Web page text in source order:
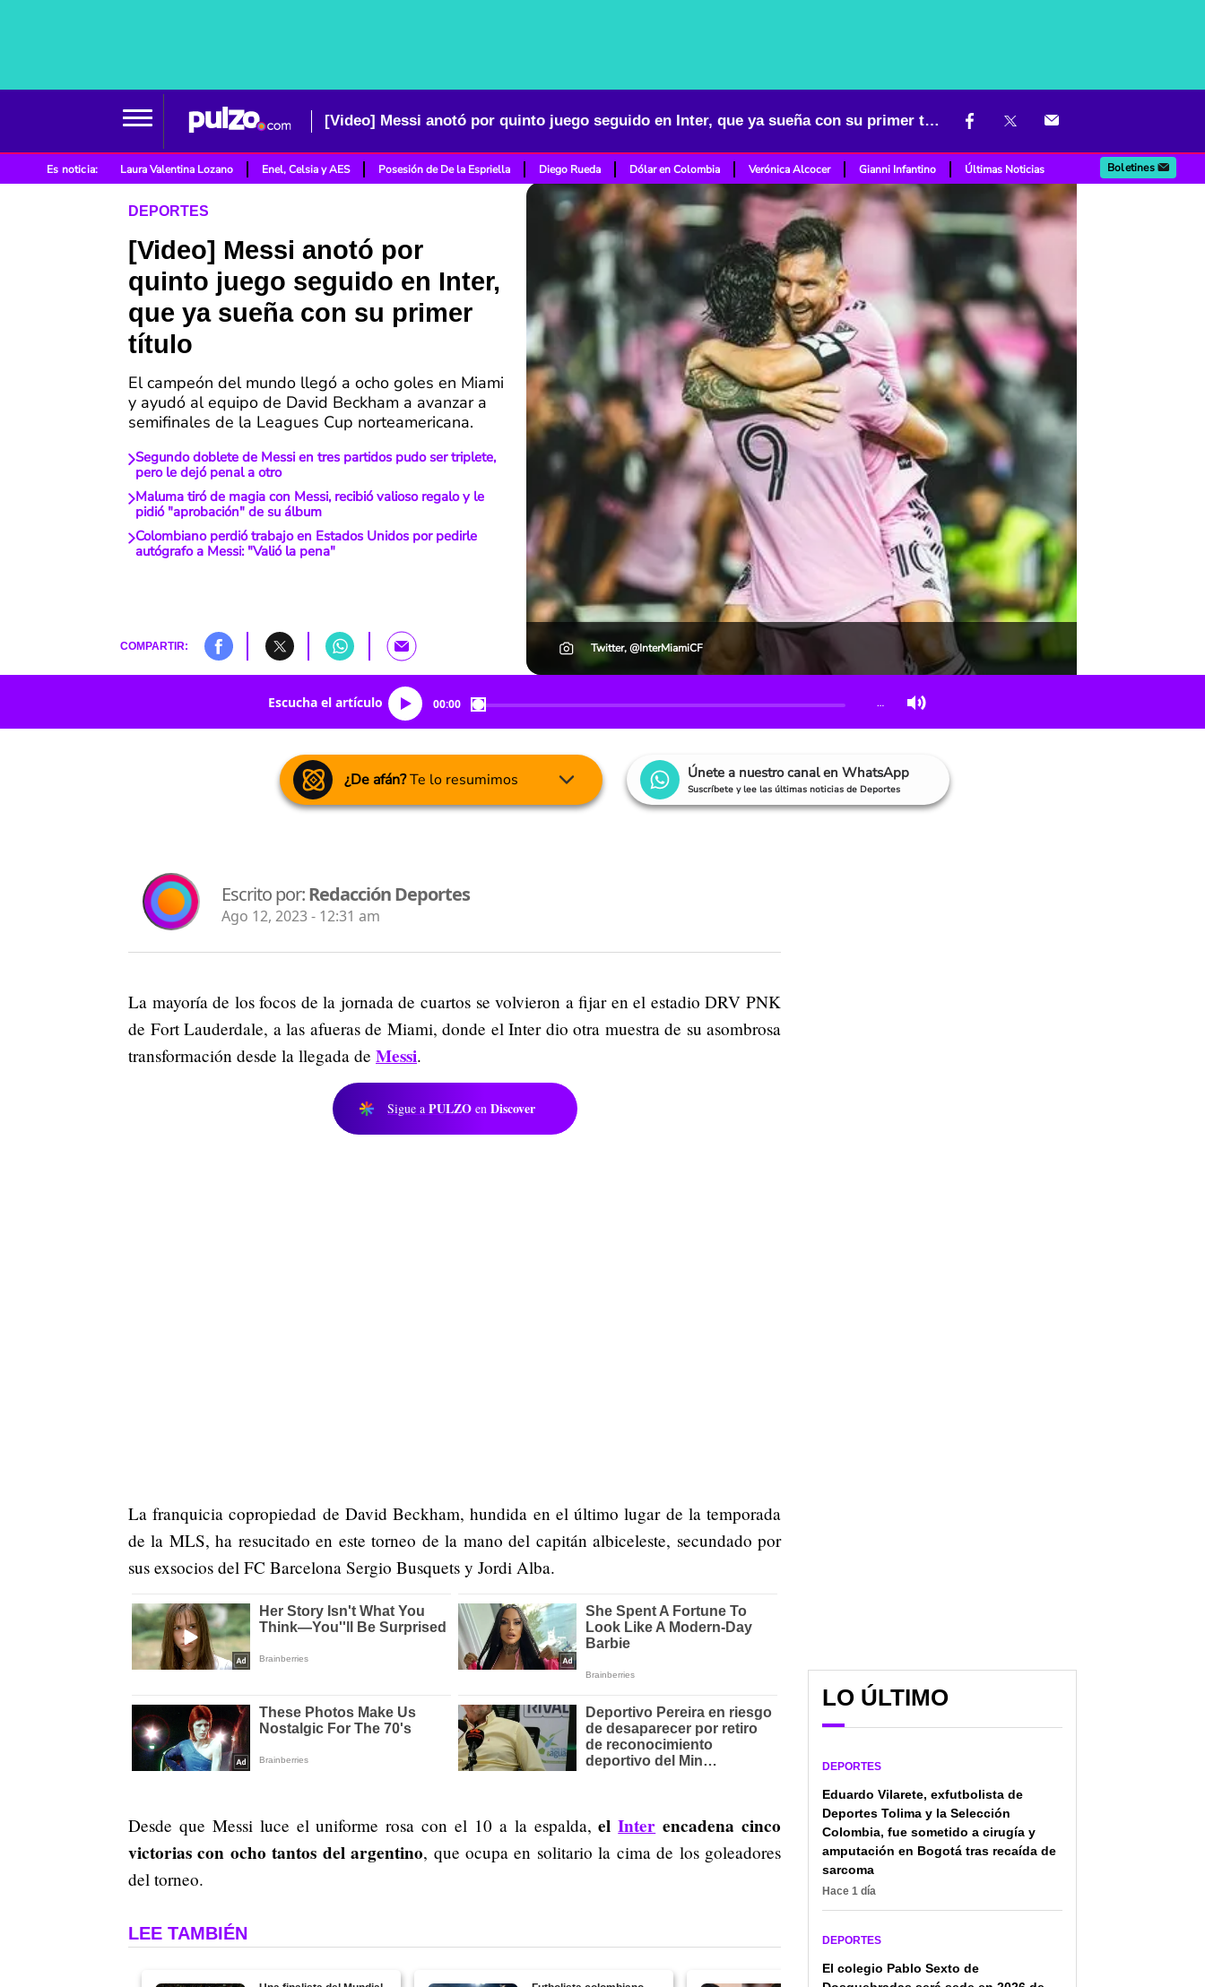
[Video] Messi anotó por quinto juego seguido en Inter, que ya sueña con su primer título
Es noticia: Laura Valentina Lozano Enel, Celsia y AES Posesión de De la Espriella Diego Rueda Dólar en Colombia Verónica Alcocer Gianni Infantino Últimas Noticias Boletines
DEPORTES
[Video] Messi anotó por
quinto juego seguido en Inter,
que ya sueña con su primer
título
El campeón del mundo llegó a ocho goles en Miami
y ayudó al equipo de David Beckham a avanzar a
semifinales de la Leagues Cup norteamericana.
Segundo doblete de Messi en tres partidos pudo ser triplete,
pero le dejó penal a otro
Maluma tiró de magia con Messi, recibió valioso regalo y le
pidió "aprobación" de su álbum
Colombiano perdió trabajo en Estados Unidos por pedirle
autógrafo a Messi: "Valió la pena"
COMPARTIR: Twitter, @InterMiamiCF
Escucha el artículo 00:00 …
¿De afán?Te lo resumimos Únete a nuestro canal en WhatsApp
Suscríbete y lee las últimas noticias de Deportes
Escrito por:Redacción Deportes
Ago 12, 2023 - 12:31 am
La mayoría de los focos de la jornada de cuartos se volvieron a fijar en el estadio DRV PNK
de Fort Lauderdale, a las afueras de Miami, donde el Inter dio otra muestra de su asombrosa
transformación desde la llegada de Messi.
Sigue a PULZO en Discover
La franquicia copropiedad de David Beckham, hundida en el último lugar de la temporada
de la MLS, ha resucitado en este torneo de la mano del capitán albiceleste, secundado por
sus exsocios del FC Barcelona Sergio Busquets y Jordi Alba.
Desde que Messi luce el uniforme rosa con el 10 a la espalda, elInter encadena cinco
victorias con ocho tantos del argentino, que ocupa en solitario la cima de los goleadores
del torneo.
LEE TAMBIÉN
LO ÚLTIMO
DEPORTES
Eduardo Vilarete, exfutbolista de
Deportes Tolima y la Selección
Colombia, fue sometido a cirugía y
amputación en Bogotá tras recaída de
sarcoma
Hace 1 día
DEPORTES
El colegio Pablo Sexto de